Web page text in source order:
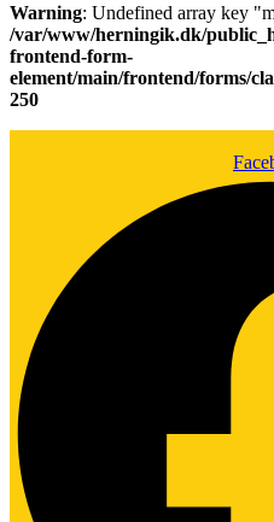
Warning: Undefined array key
/var/www/herningik.dk/
frontend-form-
element/main/frontend/forms/
250